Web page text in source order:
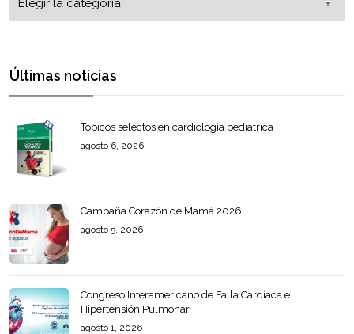
Últimas noticias
Tópicos selectos en cardiología pediátrica
agosto 6, 2026
Campaña Corazón de Mamá 2026
agosto 5, 2026
Congreso Interamericano de Falla Cardíaca e
Hipertensión Pulmonar
agosto 1, 2026